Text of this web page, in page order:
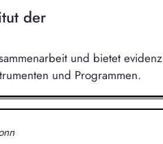
der
und bietet
und Programmen.